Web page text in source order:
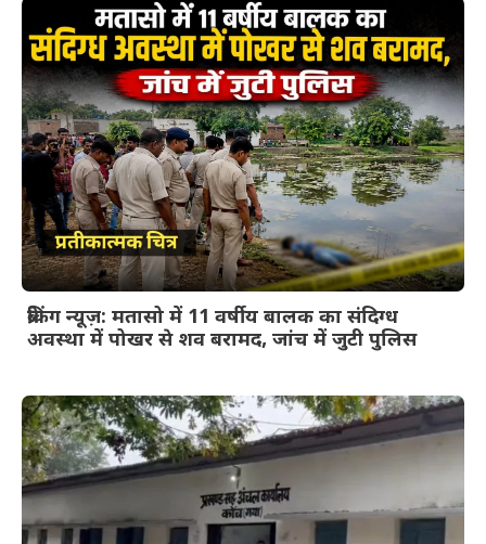
ब्रेकिंग न्यूज़: मतासो में 11 वर्षीय बालक का संदिग्ध
अवस्था में पोखर से शव बरामद, जांच में जुटी पुलिस